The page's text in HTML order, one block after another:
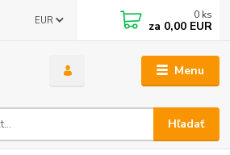
Menu
EUR
Hľadať
0 ks
za 0,00 EUR